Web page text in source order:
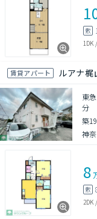
敷
1DK
賃貸アパート ルアナ梶
東
分
築
神
8
敷
2DK